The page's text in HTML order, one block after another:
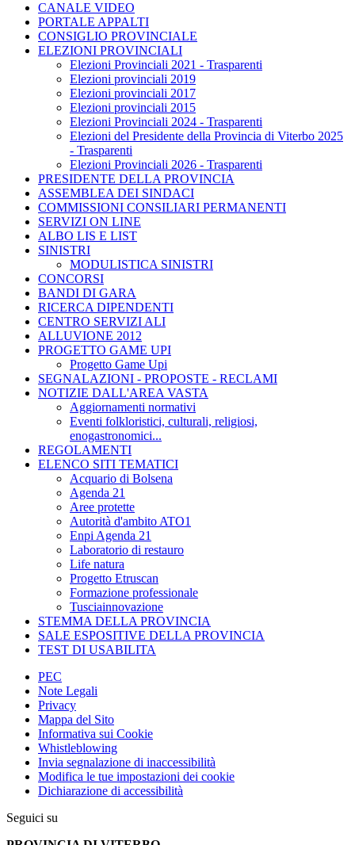
CANALE VIDEO
PORTALE APPALTI
CONSIGLIO PROVINCIALE
ELEZIONI PROVINCIALI
Elezioni Provinciali 2021 - Trasparenti
Elezioni provinciali 2019
Elezioni provinciali 2017
Elezioni provinciali 2015
Elezioni Provinciali 2024 - Trasparenti
Elezioni del Presidente della Provincia di Viterbo 2025
- Trasparenti
Elezioni Provinciali 2026 - Trasparenti
PRESIDENTE DELLA PROVINCIA
ASSEMBLEA DEI SINDACI
COMMISSIONI CONSILIARI PERMANENTI
SERVIZI ON LINE
ALBO LIS E LIST
SINISTRI
MODULISTICA SINISTRI
CONCORSI
BANDI DI GARA
RICERCA DIPENDENTI
CENTRO SERVIZI ALI
ALLUVIONE 2012
PROGETTO GAME UPI
Progetto Game Upi
SEGNALAZIONI - PROPOSTE - RECLAMI
NOTIZIE DALL'AREA VASTA
Aggiornamenti normativi
Eventi folkloristici, culturali, religiosi,
enogastronomici...
REGOLAMENTI
ELENCO SITI TEMATICI
Acquario di Bolsena
Agenda 21
Aree protette
Autorità d'ambito ATO1
Enpi Agenda 21
Laboratorio di restauro
Life natura
Progetto Etruscan
Formazione professionale
Tusciainnovazione
STEMMA DELLA PROVINCIA
SALE ESPOSITIVE DELLA PROVINCIA
TEST DI USABILITA
PEC
Note Legali
Privacy
Mappa del Sito
Informativa sui Cookie
Whistleblowing
Invia segnalazione di inaccessibilità
Modifica le tue impostazioni dei cookie
Dichiarazione di accessibilità
Seguici su